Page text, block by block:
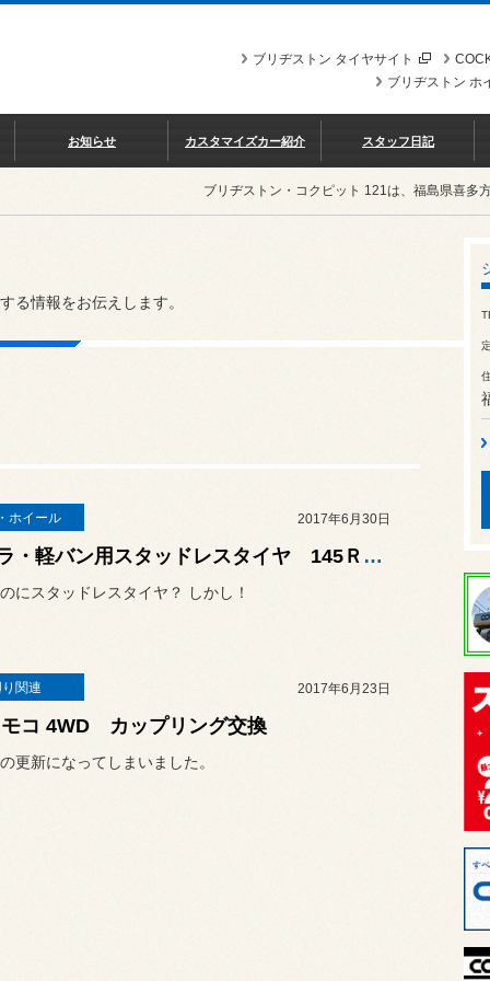
ブリヂストン タイヤサイト
ブリヂストン ホ
お知らせ カスタマイズカー紹介 スタッフ日記
ブリヂストン・コクピット 121は、福島県喜多
る情報をお伝えします。
ホイール 2017年6月30日
軽トラ・軽バン用スタッドレスタイヤ 145Ｒ12－6ＰＲ 在庫品限り特別価格！
にスタッドレスタイヤ？ しかし！
関連 2017年6月23日
モコ 4WD カップリング交換
更新になってしまいました。